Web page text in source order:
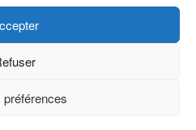
préférences